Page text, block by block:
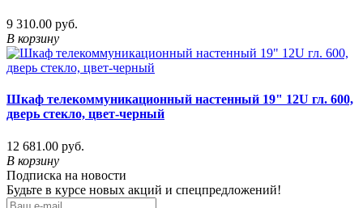
9 310.00 руб.
В корзину
Шкаф телекоммуникационный настенный 19" 12U гл. 600,
дверь стекло, цвет-черный
12 681.00 руб.
В корзину
Подписка на новости
Будьте в курсе новых акций и спецпредложений!